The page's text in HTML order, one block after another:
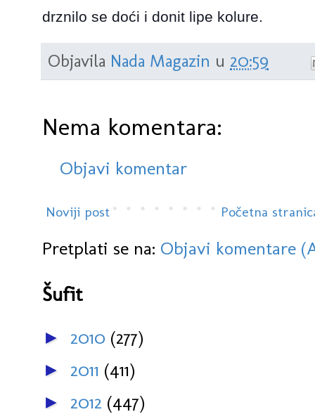
drznilo se doći i donit lipe kolure.
Objavila Nada Magazin u 20:59
Nema komentara:
Objavi komentar
Noviji post Početna
Pretplati se na: Objavi komentare
Šufit
► 2010 (277)
► 2011 (411)
► 2012 (447)